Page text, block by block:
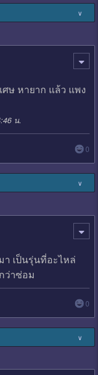
∨
ศษ หายาก แล้ว แพง
น.
0
∨
เป็นรุ่นที่อะไหล่
ว่าซ่อม
0
∨